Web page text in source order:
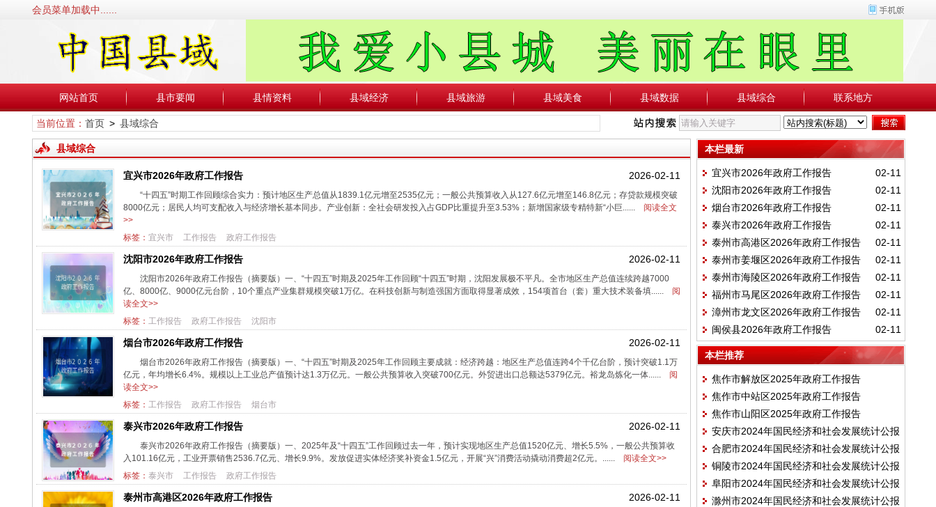
会员菜单加载中......
网站首页 县市要闻 县情资料 县域经济 县域旅游 县域美食 县域数据 县域综合 联系地方
当前位置： 首页> 县域综合
县域综合
2026-02-11
宜兴市2026年政府工作报告
“十四五”时期工作回顾综合实力：预计地区生产总值从1839.1亿元增至2535亿元；一般公共预算收入从127.6亿元增至146.8亿元；存贷款规模突破
8000亿元；居民人均可支配收入与经济增长基本同步。产业创新：全社会研发投入占GDP比重提升至3.53%；新增国家级专精特新“小巨......
阅读全文
>>
标签： 宜兴市 工作报告 政府工作报告
2026-02-11
沈阳市2026年政府工作报告
沈阳市2026年政府工作报告（摘要版）一、“十四五”时期及2025年工作回顾“十四五”时期，沈阳发展极不平凡。全市地区生产总值连续跨越7000
亿、8000亿、9000亿元台阶，10个重点产业集群规模突破1万亿。在科技创新与制造强国方面取得显著成效，154项首台（套）重大技术装备填......
阅
读全文>>
标签： 工作报告 政府工作报告 沈阳市
2026-02-11
烟台市2026年政府工作报告
烟台市2026年政府工作报告（摘要版）一、“十四五”时期及2025年工作回顾主要成就：经济跨越：地区生产总值连跨4个千亿台阶，预计突破1.1万
亿元，年均增长6.4%。规模以上工业总产值预计达1.3万亿元。一般公共预算收入突破700亿元。外贸进出口总额达5379亿元。裕龙岛炼化一体......
阅
读全文>>
标签： 工作报告 政府工作报告 烟台市
2026-02-11
泰兴市2026年政府工作报告
泰兴市2026年政府工作报告（摘要版）一、2025年及“十四五”工作回顾过去一年，预计实现地区生产总值1520亿元、增长5.5%，一般公共预算收
入101.16亿元，工业开票销售2536.7亿元、增长9.9%。发放促进实体经济奖补资金1.5亿元，开展“兴”消费活动撬动消费超2亿元。......
阅读全文>>
标签： 泰兴市 工作报告 政府工作报告
2026-02-11
泰州市高港区2026年政府工作报告
本栏最新
02-11
宜兴市2026年政府工作报告
02-11
沈阳市2026年政府工作报告
02-11
烟台市2026年政府工作报告
02-11
泰兴市2026年政府工作报告
02-11
泰州市高港区2026年政府工作报告
02-11
泰州市姜堰区2026年政府工作报告
02-11
泰州市海陵区2026年政府工作报告
02-11
福州市马尾区2026年政府工作报告
02-11
漳州市龙文区2026年政府工作报告
02-11
闽侯县2026年政府工作报告
本栏推荐
焦作市解放区2025年政府工作报告
焦作市中站区2025年政府工作报告
焦作市山阳区2025年政府工作报告
安庆市2024年国民经济和社会发展统计公报
合肥市2024年国民经济和社会发展统计公报
铜陵市2024年国民经济和社会发展统计公报
阜阳市2024年国民经济和社会发展统计公报
滁州市2024年国民经济和社会发展统计公报